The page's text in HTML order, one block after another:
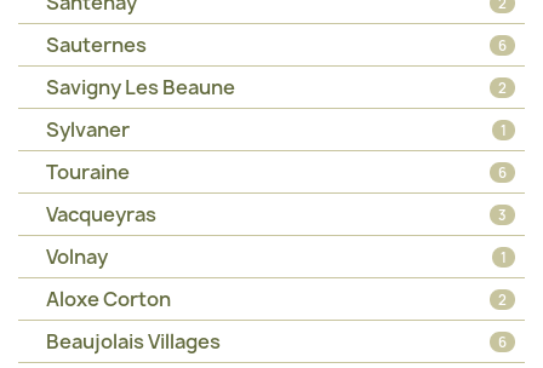
Sauternes 6
Savigny Les Beaune 2
Sylvaner 1
Touraine 6
Vacqueyras 3
Volnay 1
Aloxe Corton 2
Beaujolais Villages 6